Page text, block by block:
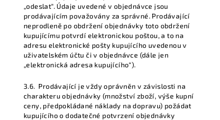
„odeslat“. Údaje uvedené v objednávce jsou
prodávajícím považovány za správné. Prodávající
neprodleně po obdržení objednávky toto obdržení
kupujícímu potvrdí elektronickou poštou, a to na
adresu elektronické pošty kupujícího uvedenou v
uživatelském účtu či v objednávce (dále jen
„elektronická adresa kupujícího“).
3.6. Prodávající je vždy oprávněn v závislosti na
charakteru objednávky (množství zboží, výše kupní
ceny, předpokládané náklady na dopravu) požádat
kupujícího o dodatečné potvrzení objednávky